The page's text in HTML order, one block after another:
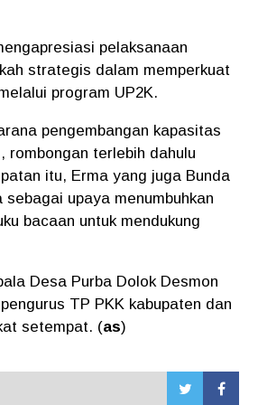
pelaksanaan
strategis dalam memperkuat
program UP2K.
pengembangan kapasitas
rombongan terlebih dahulu
itu, Erma yang juga Bunda
upaya menumbuhkan
bacaan untuk mendukung
Desa Purba Dolok Desmon
TP PKK kabupaten dan
setempat. (as)